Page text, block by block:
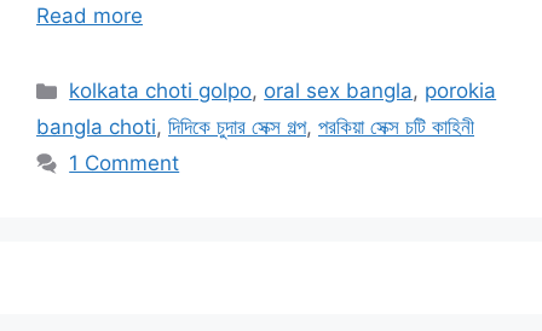
Read more
Categories
kolkata choti golpo, oral sex bangla, porokia
bangla choti, দিদিকে চুদার সেক্স গল্প, পরকিয়া সেক্স চটি কাহিনী
1 Comment